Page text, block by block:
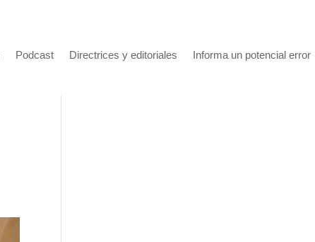
Podcast Directrices y editoriales Informa un potencial error